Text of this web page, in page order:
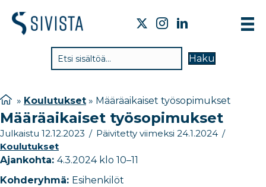
Haku
» Koulutukset » Määräaikaiset työsopimukset
Määräaikaiset työsopimukset
Julkaistu 12.12.2023 / Päivitetty viimeksi 24.1.2024 /
Koulutukset
Ajankohta: 4.3.2024 klo 10–11
Kohderyhmä: Esihenkilöt